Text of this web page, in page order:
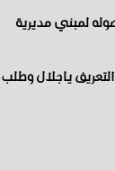
لمبني مديرية
ياجلال وطلب